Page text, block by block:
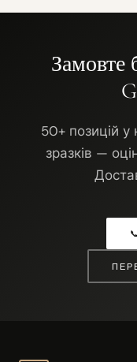
Замовте
50+позицій у
зразків —